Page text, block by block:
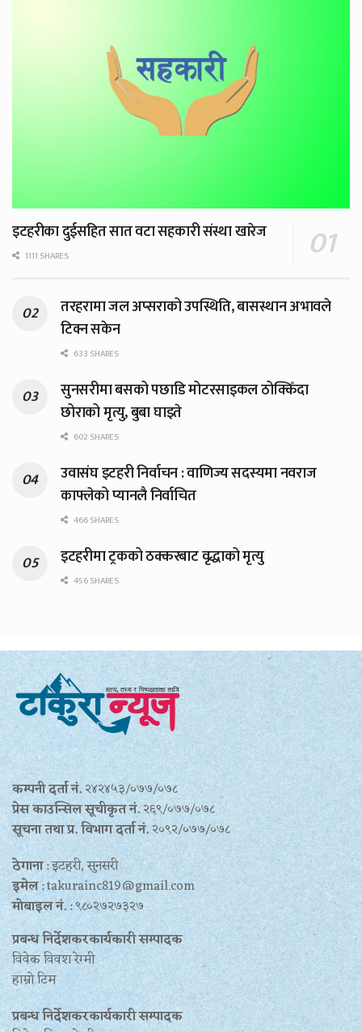
इटहरीका दुईसहित सात वटा सहकारी संस्था खारेज
1111 SHARES
तरहरामा जल अप्सराको उपस्थिति, बासस्थान अभावले
टिक्न सकेन
633 SHARES
सुनसरीमा बसको पछाडि मोटरसाइकल ठोक्किँदा
छोराको मृत्यु, बुबा घाइते
602 SHARES
उवासंघ इटहरी निर्वाचन : वाणिज्य सदस्यमा नवराज
काफ्लेको प्यानलै निर्वाचित
466 SHARES
इटहरीमा ट्रकको ठक्करबाट वृद्धाको मृत्यु
456 SHARES
कम्पनी दर्ता नं.२४२४५३/०७७/०७८
प्रेस काउन्सिल सूचीकृत नं.२६९/०७७/०७८
सूचना तथा प्र‍. विभाग दर्ता नं.२०९२/०७७/०७८
ठेगाना: इटहरी, सुनसरी
इमेल: takurainc819@gmail.com
मोबाइल नं.: ९८०२७२७३२७
प्रबन्ध निर्देशकरकार्यकारी सम्पादक
विवेक विवश रेग्मी
हाम्रो टिम
प्रबन्ध निर्देशकरकार्यकारी सम्पादक